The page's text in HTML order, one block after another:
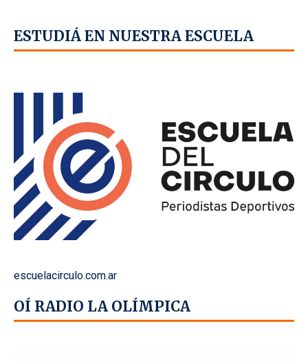
ESTUDIÁ EN NUESTRA ESCUELA
escuelacirculo.com.ar
OÍ RADIO LA OLÍMPICA